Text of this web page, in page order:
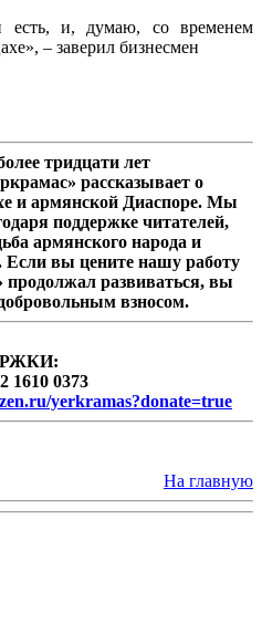
и, думаю, со временем
– заверил бизнесмен
тридцати лет
рассказывает о
и армянской Диаспоре. Мы
поддержке читателей,
армянского народа и
Если вы цените нашу работу
продолжал развиваться, вы
взносом.
1610 0373
yerkramas?donate=true
На главную